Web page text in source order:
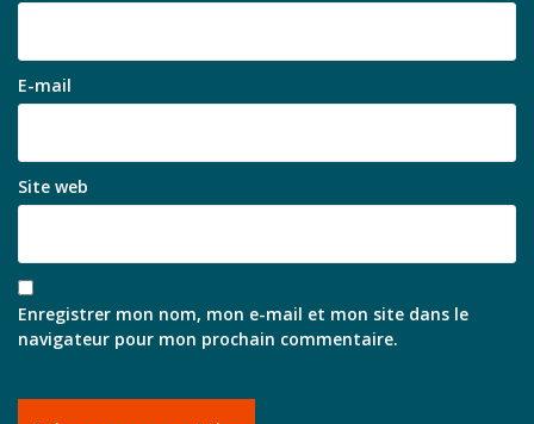
E-mail
Site web
Enregistrer mon nom, mon e-mail et mon site dans le
navigateur pour mon prochain commentaire.